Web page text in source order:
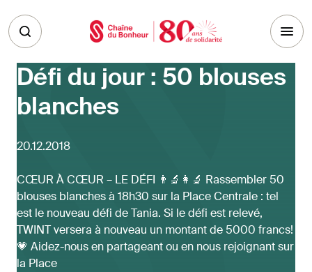
Défi du jour : 50 blouses
blanches
20.12.2018
CŒUR À CŒUR – LE DÉFI 👨‍🔬👩‍🔬 Rassembler 50
blouses blanches à 18h30 sur la Place Centrale : tel
est le nouveau défi de Tania. Si le défi est relevé,
TWINT versera à nouveau un montant de 5000 francs!
💗 Aidez-nous en partageant ou en nous rejoignant sur
la Place